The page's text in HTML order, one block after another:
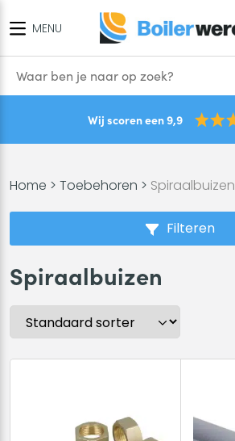
MENU
Wij scoren een 9,9
Home > Toebehoren > Spiraalbuizen
Filteren
Spiraalbuizen